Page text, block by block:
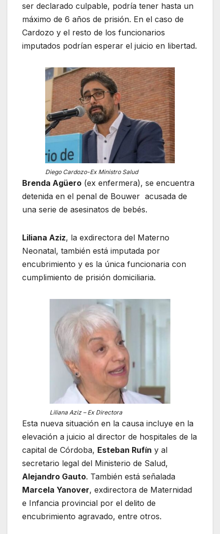
ser declarado culpable, podría tener hasta un
máximo de 6 años de prisión. En el caso de
Cardozo y el resto de los funcionarios
imputados podrían esperar el juicio en libertad.
Diego Cardozo-Ex Ministro Salud
Brenda Agüero (ex enfermera), se encuentra
detenida en el penal de Bouwer acusada de
una serie de asesinatos de bebés.
Liliana Aziz, la exdirectora del Materno
Neonatal, también está imputada por
encubrimiento y es la única funcionaria con
cumplimiento de prisión domiciliaria.
Liliana Aziz – Ex Directora
Esta nueva situación en la causa incluye en la
elevación a juicio al director de hospitales de la
capital de Córdoba, Esteban Rufín y al
secretario legal del Ministerio de Salud,
Alejandro Gauto. También está señalada
Marcela Yanover, exdirectora de Maternidad
e Infancia provincial por el delito de
encubrimiento agravado, entre otros.